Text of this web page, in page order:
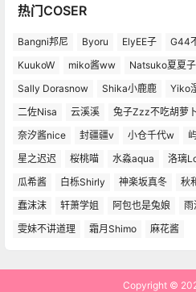
热门COSER
Bangni邦尼 Byoru ElyEE子 G44
KuukoW
miko酱ww Natsuko夏夏子
Sally Dorasnow
Shika小鹿鹿 Yiko
二佐Nisa
云溪溪 兔子Zzz不吃胡萝
奈汐酱nice
封疆疆v 小仓千代w
星之迟迟
桜桃喵 水淼aqua 洛璃
瓜希酱
白栎Shirly 神楽坂真冬 秋
蠢沫沫
轩萧学姐 阿包也是兔娘 雨
雯妹不讲道理
霜月Shimo 麻花酱
Copyright ©